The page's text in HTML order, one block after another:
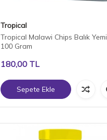
Tropical
Tropical Malawi Chips Balık Yemi
100 Gram
180,00 TL
Sepete Ekle